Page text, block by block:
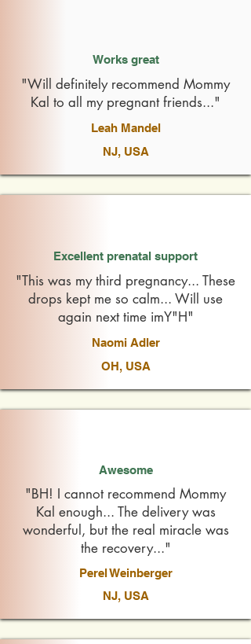
Works great
"Will definitely recommend Mommy
Kal to all my pregnant friends..."
Leah Mandel
NJ, USA
Excellent prenatal support
"This was my third pregnancy... These
drops kept me so calm... Will use
again next time imY"H"
Naomi Adler
OH, USA
Awesome
"BH! I cannot recommend Mommy
Kal enough... The delivery was
wonderful, but the real miracle was
the recovery..."
Perel Weinberger
NJ, USA